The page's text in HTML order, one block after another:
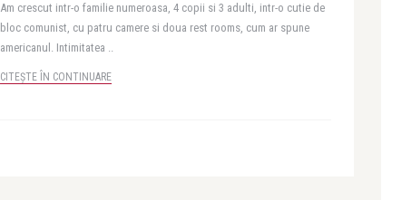
Am crescut intr-o familie numeroasa, 4 copii si 3 adulti, intr-o cutie de
bloc comunist, cu patru camere si doua rest rooms, cum ar spune
americanul. Intimitatea ..
CITEȘTE ÎN CONTINUARE